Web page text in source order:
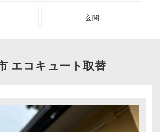
玄関
エコキュート取替